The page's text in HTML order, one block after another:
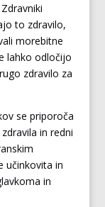
to zdravilo,
morebitne
lahko odločijo
zdravilo za
se priporoča
in redni
učinkovita in
in